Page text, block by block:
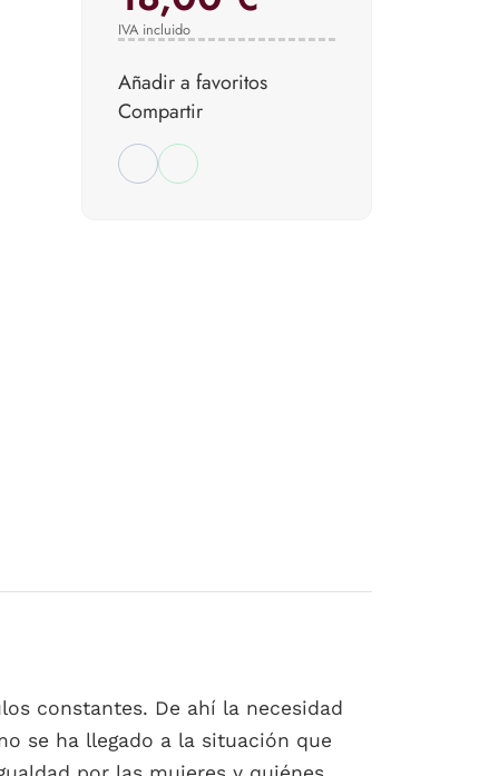
IVA incluido
Añadir a favoritos
Compartir
constantes. De ahí la necesidad
se ha llegado a la situación que